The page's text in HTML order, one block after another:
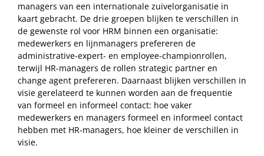
managers van een internationale zuivelorganisatie in
kaart gebracht. De drie groepen blijken te verschillen in
de gewenste rol voor HRM binnen een organisatie:
medewerkers en lijnmanagers prefereren de
administrative-expert- en employee-championrollen,
terwijl HR-managers de rollen strategic partner en
change agent prefereren. Daarnaast blijken verschillen in
visie gerelateerd te kunnen worden aan de frequentie
van formeel en informeel contact: hoe vaker
medewerkers en managers formeel en informeel contact
hebben met HR-managers, hoe kleiner de verschillen in
visie.